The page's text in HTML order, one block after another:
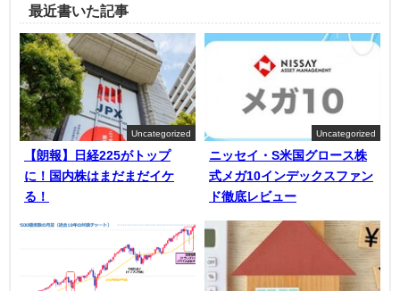
最近書いた記事
Uncategorized
【朗報】日経225がトップ
に！国内株はまだまだイケ
る！
Uncategorized
ニッセイ・S米国グロース株
式メガ10インデックスファン
ド徹底レビュー